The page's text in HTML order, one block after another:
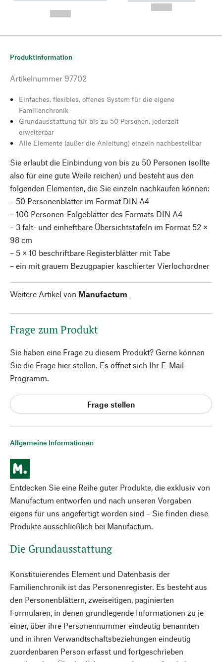
Allgemeine Informationen
Entdecken Sie eine Reihe guter Produkte, die exklusiv von
Manufactum entworfen und nach unseren Vorgaben
eigens für uns angefertigt worden sind – Sie finden diese
Produkte ausschließlich bei Manufactum.
Die Grundausstattung
Konstituierendes Element und Datenbasis der
Familienchronik ist das Personenregister. Es besteht aus
den Personenblättern, zweiseitigen, paginierten
Formularen, in denen grundlegende Informationen zu je
einer, über ihre Personennummer eindeutig benannten
und in ihren Verwandtschaftsbeziehungen eindeutig
zuordenbaren Person erfasst und fortgeschrieben
Produktinformation
Artikelnummer 97702
Einfaches, flexibles, offenes System für die eigene
Familienchronik
Grundausstattung für bis zu 50 Personen, jederzeit
erweiterbar
Alle Elemente (außer die Anleitung) einzeln nachbestellbar
Sie erlaubt die Einbindung von bis zu 50 Personen (sollte
also für eine gute Weile reichen) und besteht aus den
folgenden Elementen, die Sie einzeln nachkaufen können:
– 50 Personenblätter im Format DIN A4
– 100 Personen-Folgeblätter des Formats DIN A4
– 3 falt- und einheftbare Übersichtstafeln im Format 52 ×
98 cm
– 5 × 10 beschriftbare Registerblätter mit Tabe
– ein mit grauem Bezugpapier kaschierter Vierlochordner
Weitere Artikel von Manufactum
Frage zum Produkt
Sie haben eine Frage zu diesem Produkt? Gerne können
Sie die Frage hier stellen. Es öffnet sich Ihr E-Mail-
Programm.
Frage stellen